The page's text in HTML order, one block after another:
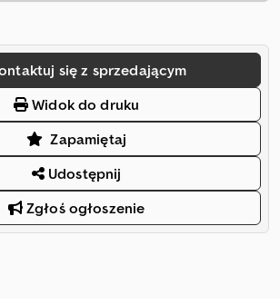
się z sprzedającym
Widok do druku
Zapamiętaj
Udostępnij
Zgłoś ogłoszenie